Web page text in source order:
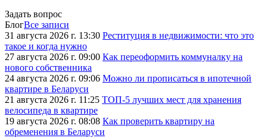
Задать вопрос
БлогВсе записи
31 августа 2026 г. 13:30 Реституция в недвижимости: что это
такое и когда нужно
27 августа 2026 г. 09:00 Как переоформить коммуналку на
нового собственника
24 августа 2026 г. 09:06 Можно ли прописаться в ипотечной
квартире в Беларуси
21 августа 2026 г. 11:25 ТОП-5 лучших мест для хранения
велосипеда в квартире
19 августа 2026 г. 08:08 Как проверить квартиру на
обременения в Беларуси